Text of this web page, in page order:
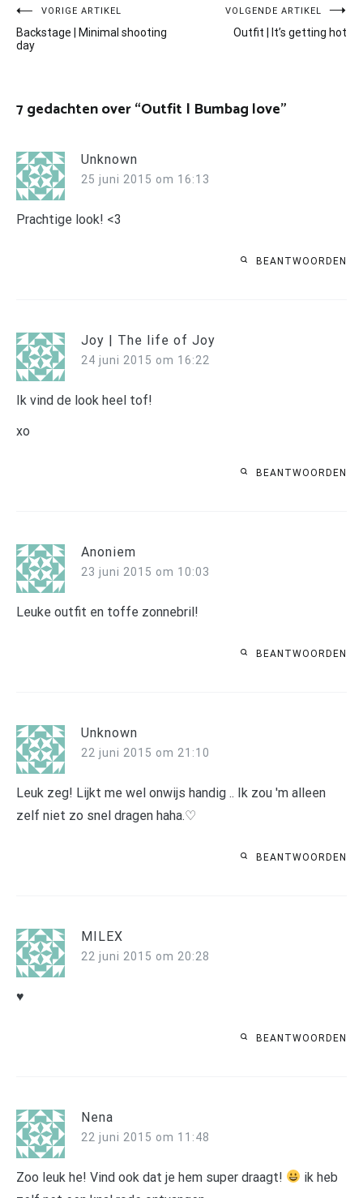
Bericht
navigatie
VORIGE ARTIKEL
Backstage | Minimal shooting
day
VOLGENDE ARTIKEL
Outfit | It’s getting hot
7 gedachten over “Outfit | Bumbag love”
Unknown
25 juni 2015 om 16:13
Prachtige look! <3
BEANTWOORDEN
Joy | The life of Joy
24 juni 2015 om 16:22
Ik vind de look heel tof!
xo
BEANTWOORDEN
Anoniem
23 juni 2015 om 10:03
Leuke outfit en toffe zonnebril!
BEANTWOORDEN
Unknown
22 juni 2015 om 21:10
Leuk zeg! Lijkt me wel onwijs handig .. Ik zou 'm alleen
zelf niet zo snel dragen haha.♡
BEANTWOORDEN
MILEX
22 juni 2015 om 20:28
♥
BEANTWOORDEN
Nena
22 juni 2015 om 11:48
Zoo leuk he! Vind ook dat je hem super draagt!
ik heb